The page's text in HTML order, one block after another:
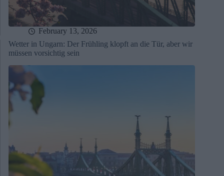
February 13, 2026
Wetter in Ungarn: Der Frühling klopft an die Tür, aber wir
müssen vorsichtig sein